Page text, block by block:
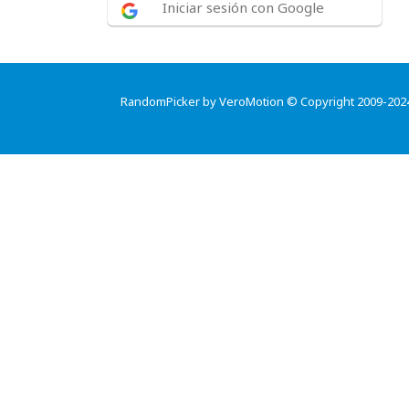
Iniciar sesión con Google
RandomPicker by VeroMotion © Copyright 2009-